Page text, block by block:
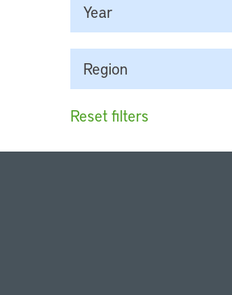
Year
Region
Reset filters